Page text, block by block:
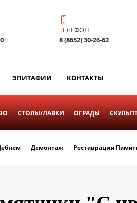
ТЕЛЕФОН
8 (8652) 30-26-62
ЭПИТАФИИ КОНТАКТЫ
СТОЛЫ/ЛАВКИ ОГРАДЫ
Демонтаж Реставрация